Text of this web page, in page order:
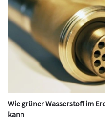
Wie grüner Wasserstoff im
kann